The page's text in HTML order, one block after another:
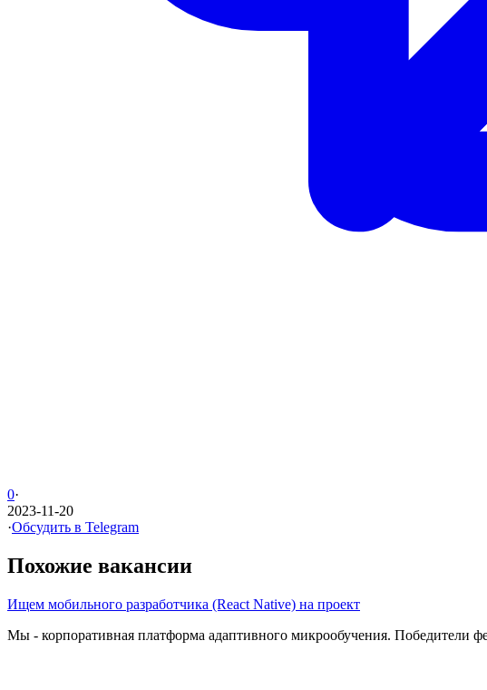
0·
2023-11-20
·Обсудить в Telegram
Похожие вакансии
Ищем мобильного разработчика (React Native) на проект
Мы - корпоративная платформа адаптивного микрообучения. Победители